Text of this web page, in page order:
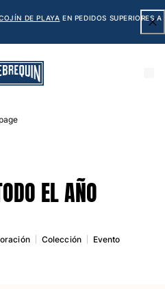
DE PLAYA EN PEDIDOS SUPERIORES A
EL AÑO
Colección Evento